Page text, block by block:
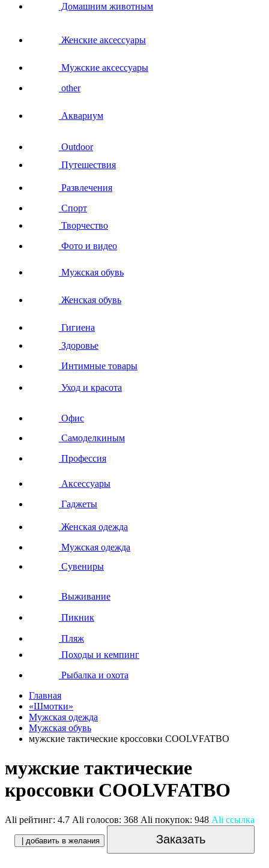
Домашним животным
Женские аксессуары
Мужские аксессуары
other
Аквариум
Outdoor
Путешествия
Развлечения
Спорт
Творчество
Фото и видео
Мужская обувь
Женская обувь
Гигиена
Здоровье
Интимные товары
Уход и красота
Офис
Самоделкиным
Профессия
Аксессуары
Гаджеты
Женская одежда
Мужская одежда
Сувениры
Выживание
Пикник
Пляж
Походы и кемпинг
Рыбалка и охота
Главная
«Шмотки»
Мужская одежда
Мужская обувь
мужские тактические кроссовки COOLVFATBO
мужские тактические
кроссовки COOLVFATBO
Ali рейтинг: 4.7 Ali голосов: 368 Ali покупок: 948 Ali ссылка
| добавить в желания Заказать